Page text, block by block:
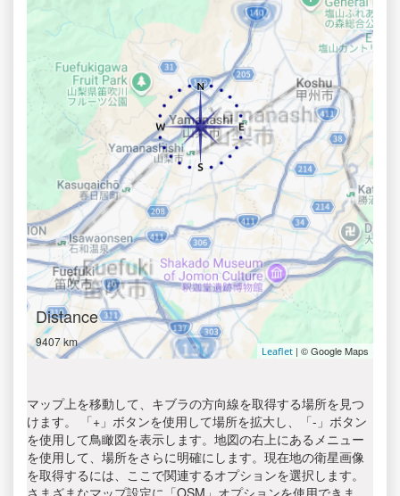
Distance
9407 km
Leaflet | © Google Maps
マップ上を移動して、キブラの方向線を取得する場所を見つ
けます。 「+」ボタンを使用して場所を拡大し、「-」ボタン
を使用して鳥瞰図を表示します。地図の右上にあるメニュー
を使用して、場所をさらに明確にします。現在地の衛星画像
を取得するには、ここで関連するオプションを選択します。
さまざまなマップ設定に「OSM」オプションを使用できま